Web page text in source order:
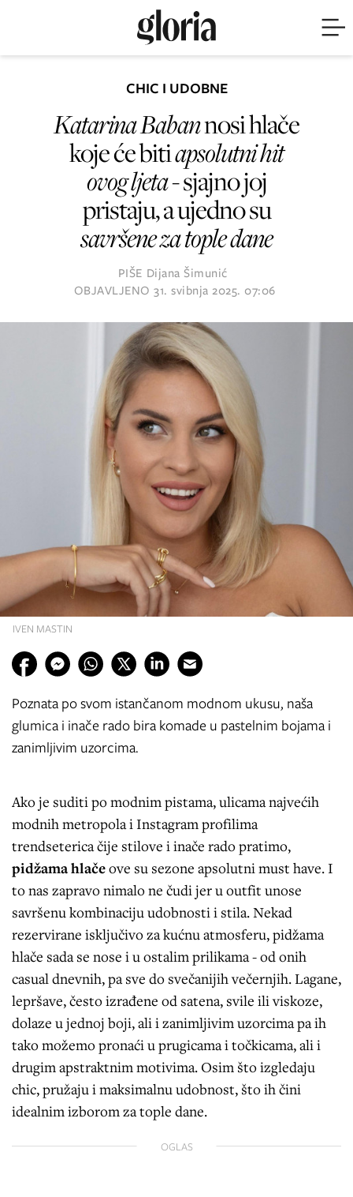
IVEN MASTIN
CHIC I UDOBNE
Katarina Babannosi hlače
koje će bitiapsolutni hit
ovog ljeta- sjajno joj
pristaju, a ujedno su
savršene za tople dane
PIŠE Dijana Šimunić
OBJAVLJENO 31. svibnja 2025. 07:06
Poznata po svom istančanom modnom ukusu, naša
glumica i inače rado bira komade u pastelnim bojama i
zanimljivim uzorcima.
Ako je suditi po modnim pistama, ulicama najvećih
modnih metropola i Instagram profilima
trendseterica čije stilove i inače rado pratimo,
pidžama hlačeove su sezone apsolutni must have. I
to nas zapravo nimalo ne čudi jer u outfit unose
savršenu kombinaciju udobnosti i stila. Nekad
rezervirane isključivo za kućnu atmosferu, pidžama
hlače sada se nose i u ostalim prilikama - od onih
casual dnevnih, pa sve do svečanijih večernjih. Lagane,
lepršave, često izrađene od satena, svile ili viskoze,
dolaze u jednoj boji, ali i zanimljivim uzorcima pa ih
tako možemo pronaći u prugicama i točkicama, ali i
drugim apstraktnim motivima. Osim što izgledaju
chic, pružaju i maksimalnu udobnost, što ih čini
idealnim izborom za tople dane.
OGLAS